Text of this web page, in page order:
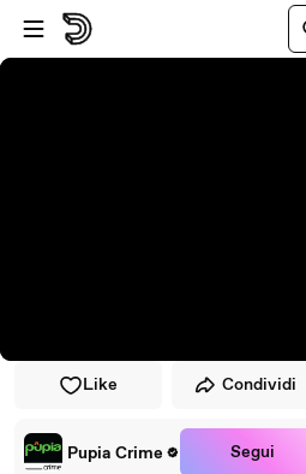
Vai al lettore
Passa al contenuto principale
Like Condividi
Pupia Crime Segui